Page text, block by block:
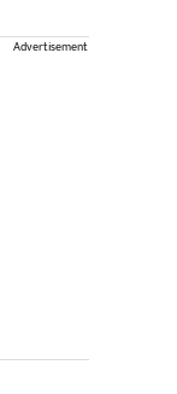
Advertisement